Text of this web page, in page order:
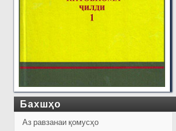
Бахшҳо
Аз равзанаи қомусҳо